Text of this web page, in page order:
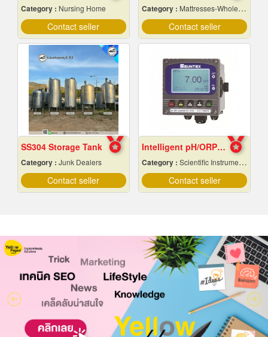
Category : Nursing Home
Contact seller
Category : Mattresses-Wholesale & Manufacturers
Contact seller
SS304 Storage Tank
Category : Junk Dealers
Contact seller
Intelligent pH/ORP Transmitter PC-3110 Series
Category : Scientific Instruments
Contact seller